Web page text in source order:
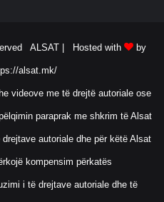
ALSAT | Hosted with by
alsat.mk/
videove me të drejtë autoriale ose
paraprak me shkrim të Alsat
autoriale dhe për këtë Alsat
kompensim përkatës
i të drejtave autoriale dhe të